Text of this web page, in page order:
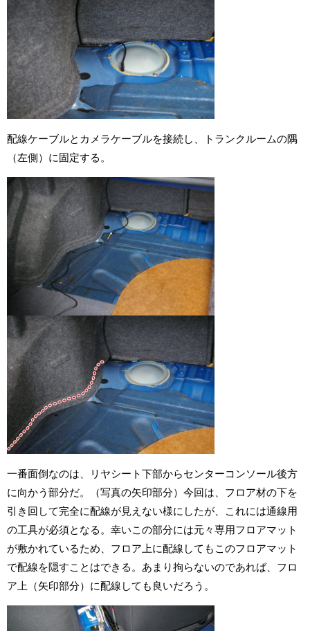
配線ケーブルとカメラケーブルを接続し、トランクルームの隅
（左側）に固定する。
一番面倒なのは、リヤシート下部からセンターコンソール後方
に向かう部分だ。（写真の矢印部分）今回は、フロア材の下を
引き回して完全に配線が見えない様にしたが、これには通線用
の工具が必須となる。幸いこの部分には元々専用フロアマット
が敷かれているため、フロア上に配線してもこのフロアマット
で配線を隠すことはできる。あまり拘らないのであれば、フロ
ア上（矢印部分）に配線しても良いだろう。